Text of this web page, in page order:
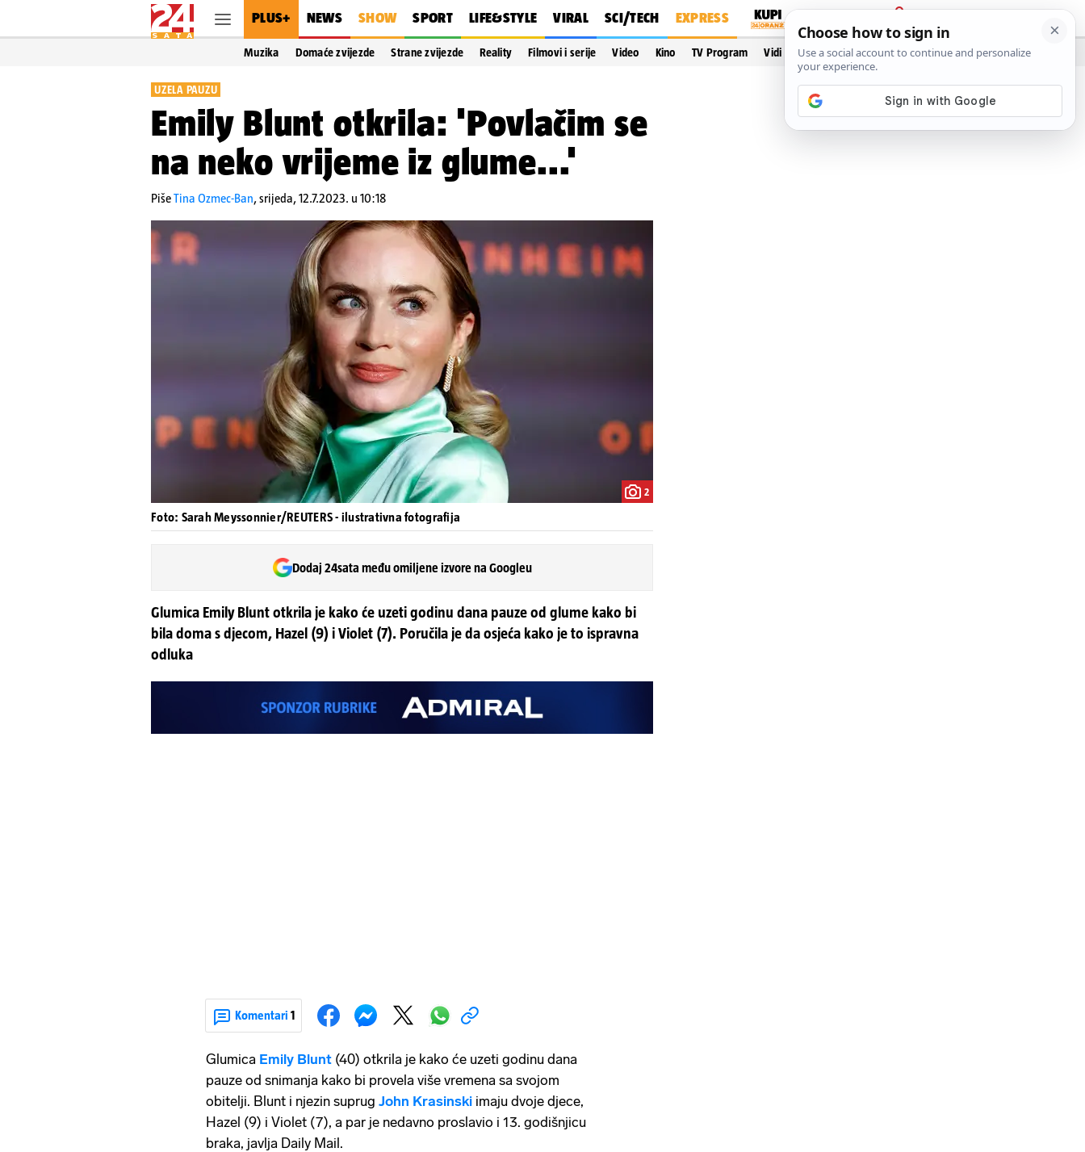
PLUS+ NEWS SHOW SPORT LIFE&STYLE VIRAL SCI/TECH EXPRESS
PRIJAVA
Muzika Domaće zvijezde Strane zvijezde Reality Filmovi i serije Video Kino TV Program Vidi još…
UZELA PAUZU
Emily Blunt otkrila: 'Povlačim se
na neko vrijeme iz glume...'
PišeTina Ozmec-Ban,srijeda, 12.7.2023. u 10:18
2
Foto: Sarah Meyssonnier/REUTERS - ilustrativna fotografija
Dodaj 24sata među omiljene izvore na Googleu
Glumica Emily Blunt otkrila je kako će uzeti godinu dana pauze od glume kako bi
bila doma s djecom, Hazel (9) i Violet (7). Poručila je da osjeća kako je to ispravna
odluka
Komentari 1
Glumica Emily Blunt (40) otkrila je kako će uzeti godinu dana
pauze od snimanja kako bi provela više vremena sa svojom
obitelji. Blunt i njezin suprug John Krasinski imaju dvoje djece,
Hazel (9) i Violet (7), a par je nedavno proslavio i 13. godišnjicu
braka, javlja Daily Mail.